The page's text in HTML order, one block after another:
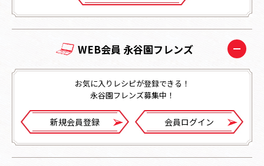
WEB会員 永谷園フレンズ
お気に入りレシピが登録できる！
永谷園フレンズ募集中！
新規会員登録 会員ログイン